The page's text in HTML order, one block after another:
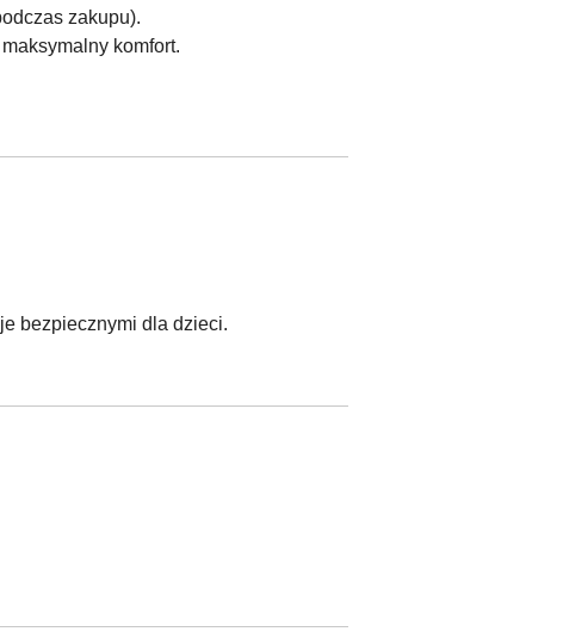
zakupu).
komfort.
bezpiecznymi dla dzieci.